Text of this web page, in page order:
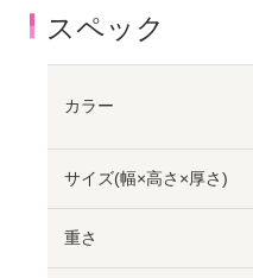
スペック
カラー
サイズ(幅×高さ×厚さ)
重さ